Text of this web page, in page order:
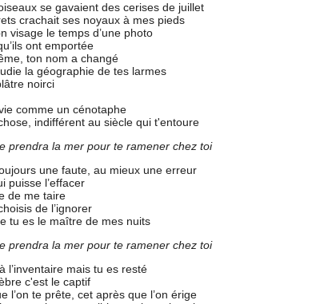
se gavaient des cerises de juillet
crachait ses noyaux à mes pieds
visage le temps d’une photo
ont emportée
ton nom a changé
la géographie de tes larmes
noirci
comme un cénotaphe
indifférent au siècle qui t'entoure
prendra la mer pour te ramener chez toi
une faute, au mieux une erreur
puisse l’effacer
de me taire
de l’ignorer
tu es le maître de mes nuits
prendra la mer pour te ramener chez toi
l’inventaire mais tu es resté
c'est le captif
l’on te prête, cet après que l’on érige